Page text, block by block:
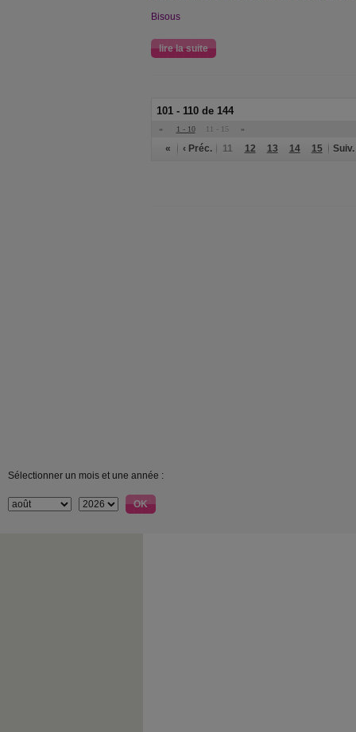
Bisous
lire la suite
101 - 110 de 144
« 1 - 10 11 - 15 »
« ‹ Préc. 11 12 13 14 15 Suiv.
Sélectionner un mois et une année :